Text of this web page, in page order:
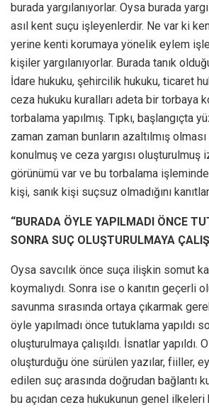
burada yargılanıyorlar. Oysa burada
asıl kent suçu işleyenlerdir. Ne var ki
yerine kenti korumaya yönelik eylem
kişiler yargılanıyorlar. Burada tanık
İdare hukuku, şehircilik hukuku, ticaret
ceza hukuku kuralları adeta bir torbaya
torbalama yapılmış. Tıpkı, başlangıçta
zaman zaman bunların azaltılmış
konulmuş ve ceza yargısı oluşturulmuş
görünümü var ve bu torbalama
kişi, sanık kişi suçsuz olmadığını
“BURADA ÖYLE YAPILMADI ÖNCE
SONRA SUÇ OLUŞTURULMAYA
Oysa savcılık önce suça ilişkin somut
koymalıydı. Sonra ise o kanıtın geçerli
savunma sırasında ortaya çıkarmak
öyle yapılmadı önce tutuklama yapıldı
oluşturulmaya çalışıldı. İsnatlar yapıldı.
oluşturduğu öne sürülen yazılar, fiiller,
edilen suç arasında doğrudan bağlantı
bu açıdan ceza hukukunun genel